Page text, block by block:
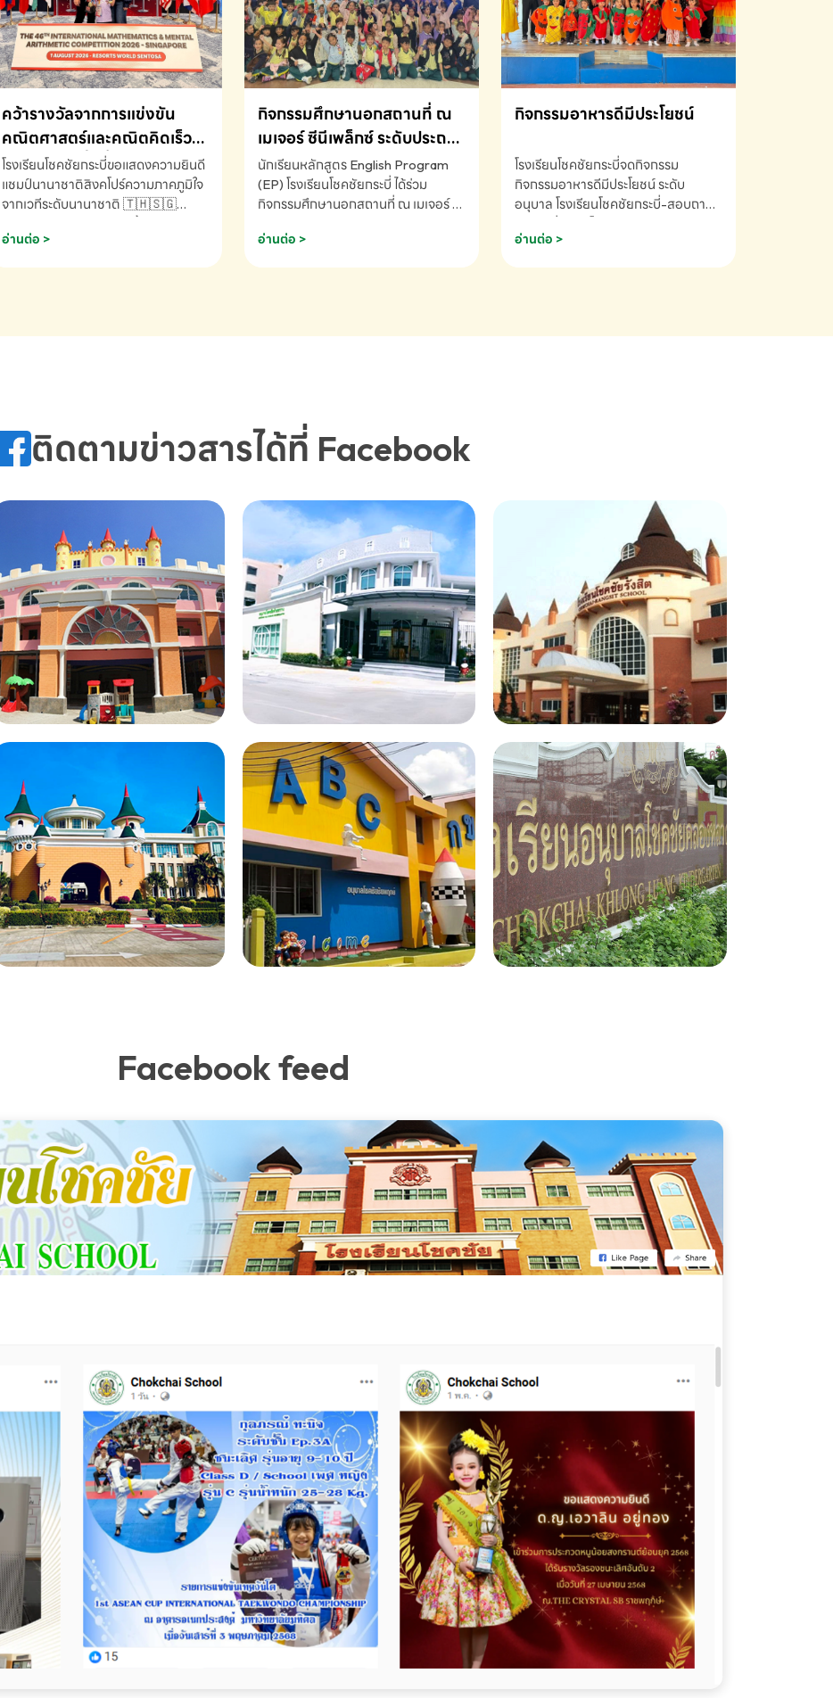
คว้ารางวัลจากการแข่งขัน
คณิตศาสตร์และคณิตคิดเร็ว
นานาชาติ ครั้งที่ 46 ประจำปี
2569 ณ ประเทศสิงคโปร์
โรงเรียนโชคชัยกระบี่ขอแสดงความยินดี
แชมป์นานาชาติสิงคโปร์ความภาคภูมิใจ
จากเวทีระดับนานาชาติ 🇹🇭🇸🇬
K3 โรงเรียนโชคชัยกระบี่ จ.กระบี่ คว้า
AND MENTAL ARITHMETIC
Arithmetic Competition K2(Grop)
โรงเรียนโชคชัยกระบี่-สอบถามข้อมูล
อ่านต่อ >
กิจกรรมศึกษานอกสถานที่ ณ
เมเจอร์ ซีนีเพล็กซ์ ระดับประถม
ศึกษา (EP.1-6)
นักเรียนหลักสูตร English Program
(EP) โรงเรียนโชคชัยกระบี่ ได้ร่วม
กิจกรรมศึกษานอกสถานที่ ณ เมเจอร์ ซี
(Soundtrack)เพื่อเสริมทักษะการฟัง
โชคชัยกระบี่-สอบถามข้อมูลเพิ่มเติม
อ่านต่อ >
กิจกรรมอาหารดีมีประโยชน์
โรงเรียนโชคชัยกระบี่จดกิจกรรม
กิจกรรมอาหารดีมีประโยชน์ ระดับ
อนุบาล โรงเรียนโชคชัยกระบี่-สอบถาม
อ่านต่อ >
ติดตามข่าวสารได้ที่ Facebook
Facebook feed